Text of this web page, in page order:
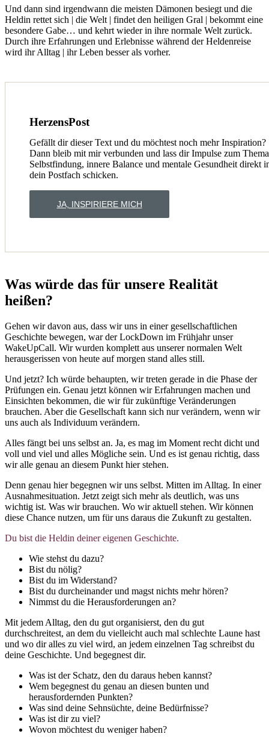
Und dann sind irgendwann die meisten Dämonen besiegt und die
Heldin rettet sich | die Welt | findet den heiligen Gral | bekommt eine
besondere Gabe… und kehrt wieder in ihre normale Welt zurück.
Durch ihre Erfahrungen und Erlebnisse während der Heldenreise
wird ihr Alltag | ihr Leben besser als vorher.
HerzensPost
Gefällt dir dieser Text und du möchtest noch mehr Inspiration?
Dann bleib mit mir verbunden und lass dir Impulse zum Thema
Selbstfindung, innere Balance und mentale Gesundheit direkt
dein Postfach schicken.
JA, INSPIRIERE MICH
Was würde das für unsere Realität
heißen?
Gehen wir davon aus, dass wir uns in einer gesellschaftlichen
Geschichte bewegen, war der LockDown im Frühjahr unser
WakeUpCall. Wir wurden komplett aus unserer normalen Welt
herausgerissen von heute auf morgen stand alles still.
Und jetzt? Ich würde behaupten, wir treten gerade in die Phase der
Prüfungen ein. Genau jetzt können wir Erfahrungen machen und
Einsichten bekommen, die wir für zukünftige Veränderungen
brauchen. Aber die Gesellschaft kann sich nur verändern, wenn wir
uns auch als Individuum verändern.
Alles fängt bei uns selbst an. Ja, es mag im Moment recht dicht und
voll und viel und alles Mögliche sein. Und es ist genau richtig, dass
wir alle genau an diesem Punkt hier stehen.
Denn genau hier begegnen wir uns selbst. Mitten im Alltag. In einer
Ausnahmesituation. Jetzt zeigt sich mehr als deutlich, was uns
wichtig ist. Was wir brauchen. Wo wir aktuell stehen. Wir können
diese Chance nutzen, um für uns daraus die Zukunft zu gestalten.
Du bist die Heldin deiner eigenen Geschichte.
Wie stehst du dazu?
Bist du nölig?
Bist du im Widerstand?
Bist du durcheinander und magst nichts mehr hören?
Nimmst du die Herausforderungen an?
Mit jedem Alltag, den du gut organisierst, den du gut
durchschreitest, an dem du vielleicht auch mal schlechte Laune hast
und wo dir alles zu viel wird, an jedem einzelnen Tag schreibst du
deine Geschichte. Und begegnest dir.
Was ist der Schatz, den du daraus heben kannst?
Wem begegnest du genau an diesen bunten und
herausfordernden Punkten?
Was sind deine Sehnsüchte, deine Bedürfnisse?
Was ist dir zu viel?
Wovon möchtest du weniger haben?